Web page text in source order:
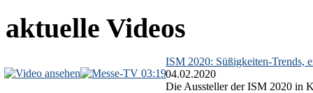
aktuelle Videos
03:19
ISM 2020: Süßigkeiten-Trends,
04.02.2020
Die Aussteller der ISM 2020 in